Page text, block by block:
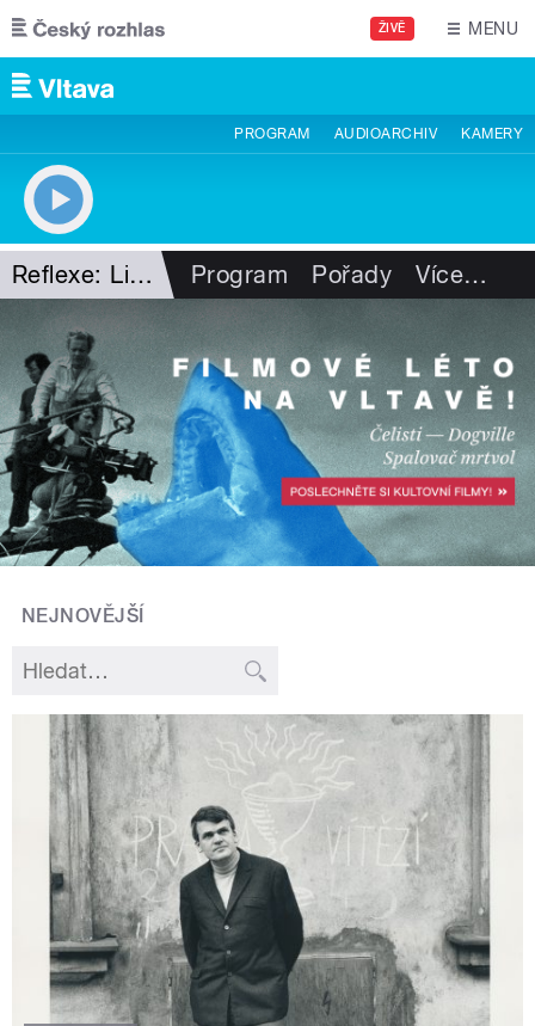
Přejít k hlavnímu obsahu
ŽIVĚ MENU
PROGRAM AUDIOARCHIV KAMERY
Reflexe: Literatura! Program Pořady Více…
NEJNOVĚJŠÍ